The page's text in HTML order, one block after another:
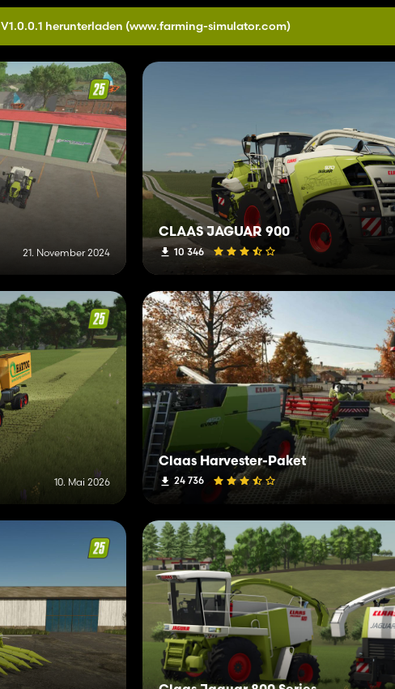
V1.0.0.1 herunterladen (www.farming-simulator.com)
21. November 2024
CLAAS JAGUAR 900
10 346
10. Mai 2026
Claas Harvester-Paket
24 736